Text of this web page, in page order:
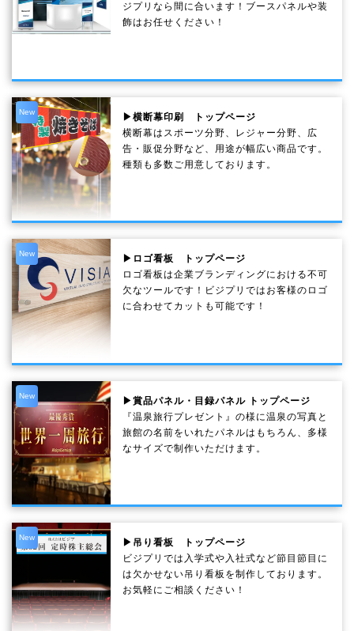
ジプリなら間に合います！ブースパネルや装
飾はお任せください！
New
▶横断幕印刷 トップページ
横断幕はスポーツ分野、レジャー分野、広
告・販促分野など、用途が幅広い商品です。
種類も多数ご用意しております。
New
▶ロゴ看板 トップページ
ロゴ看板は企業ブランディングにおける不可
欠なツールです！ビジプリではお客様のロゴ
に合わせてカットも可能です！
New
▶賞品パネル・目録パネル トップページ
『温泉旅行プレゼント』の様に温泉の写真と
旅館の名前をいれたパネルはもちろん、多様
なサイズで制作いただけます。
New
▶吊り看板 トップページ
ビジプリでは入学式や入社式など節目節目に
は欠かせない吊り看板を制作しております。
お気軽にご相談ください！